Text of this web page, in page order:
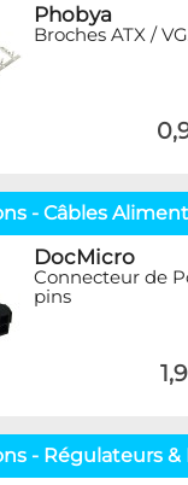
Phobya
Broches ATX /
- Câbles
DocMicro
Connecteur de
pins
- Régulateurs &